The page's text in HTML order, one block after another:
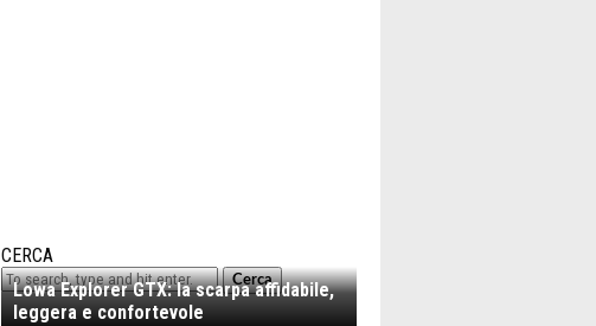
CERCA
Cerca
Lowa Explorer GTX: la scarpa affidabile,
leggera e confortevole